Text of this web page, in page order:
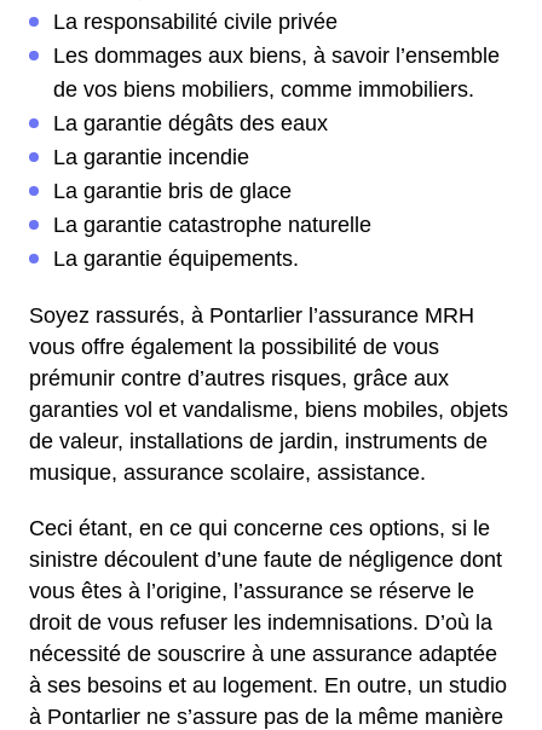
La responsabilité civile privée
Les dommages aux biens, à savoir l’ensemble
de vos biens mobiliers, comme immobiliers.
La garantie dégâts des eaux
La garantie incendie
La garantie bris de glace
La garantie catastrophe naturelle
La garantie équipements.
Soyez rassurés, à Pontarlier l’assurance MRH
vous offre également la possibilité de vous
prémunir contre d’autres risques, grâce aux
garanties vol et vandalisme, biens mobiles, objets
de valeur, installations de jardin, instruments de
musique, assurance scolaire, assistance.
Ceci étant, en ce qui concerne ces options, si le
sinistre découlent d’une faute de négligence dont
vous êtes à l’origine, l’assurance se réserve le
droit de vous refuser les indemnisations. D’où la
nécessité de souscrire à une assurance adaptée
à ses besoins et au logement. En outre, un studio
à Pontarlier ne s’assure pas de la même manière